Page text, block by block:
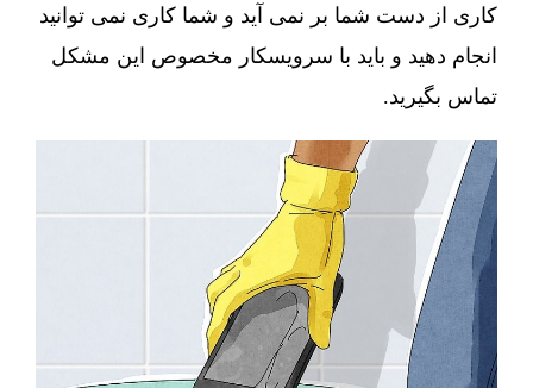
کاری از دست شما بر نمی آید و شما کاری نمی توانید
انجام دهید و باید با سرویسکار مخصوص این مشکل
تماس بگیرید.